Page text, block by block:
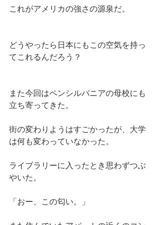
これがアメリカの強さの源泉だ。
どうやったら日本にもこの空気を持っ
てこれるんだろう？
また今回はペンシルバニアの母校にも
立ち寄ってきた。
街の変わりようはすごかったが、大学
は何も変わっていなかった。
ライブラリーに入ったとき思わずつぶ
やいた。
「おー、この匂い。」